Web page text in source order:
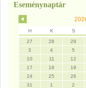
Eseménynaptár
H K S
27
28 29
3
4 5
10
11 12
17
18 19
24
25 26
31
1 2